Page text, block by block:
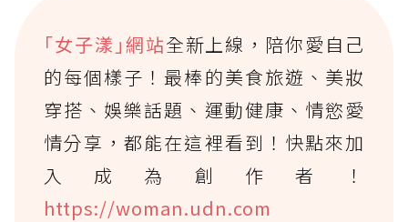
｢女子漾｣網站全新上線，陪你愛自己
的每個樣子！最棒的美食旅遊、美妝
穿搭、娛樂話題、運動健康、情慾愛
情分享，都能在這裡看到！快點來加
入成為創作者！
https://woman.udn.com